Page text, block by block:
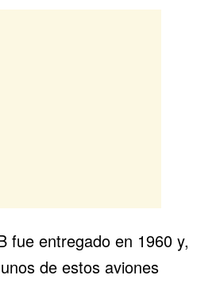
fue entregado en 1960 y,
de estos aviones